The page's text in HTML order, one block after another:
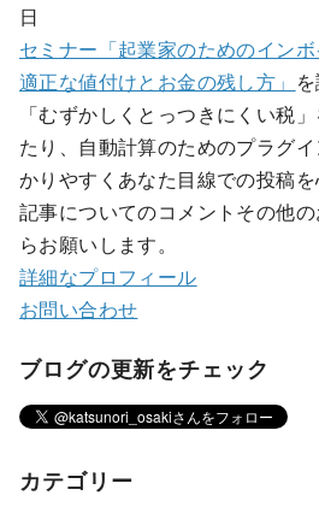
日
セミナー「起業家のためのイン
適正な値付けとお金の残し方」
「むずかしくとっつきにくい税
たり、自動計算のためのプラグ
かりやすくあなた目線での投稿を
記事についてのコメントその他
らお願いします。
詳細なプロフィール
お問い合わせ
ブログの更新をチェック
カテゴリー